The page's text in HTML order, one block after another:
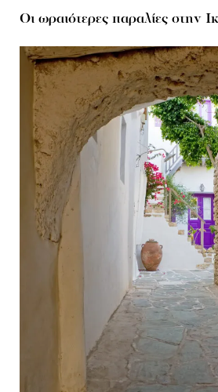
Οι ωραιότερες παραλίες στην